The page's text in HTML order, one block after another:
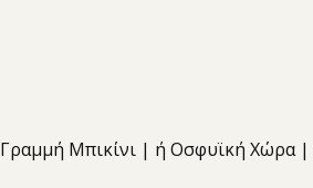
Μπικίνι | ή Οσφυϊκή Χώρα